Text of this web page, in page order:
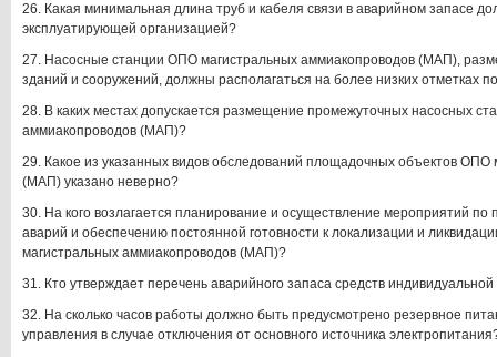
26. Какая минимальная длина труб и кабеля связи в аварийном запасе
эксплуатирующей организацией?
27. Насосные станции ОПО магистральных аммиакопроводов (МАП),
зданий и сооружений, должны располагаться на более низких отметках
28. В каких местах допускается размещение промежуточных насосных
аммиакопроводов (МАП)?
29. Какое из указанных видов обследований площадочных объектов ОПО
(МАП) указано неверно?
30. На кого возлагается планирование и осуществление мероприятий
аварий и обеспечению постоянной готовности к локализации и
магистральных аммиакопроводов (МАП)?
31. Кто утверждает перечень аварийного запаса средств
32. На сколько часов работы должно быть предусмотрено резервное
управления в случае отключения от основного источника